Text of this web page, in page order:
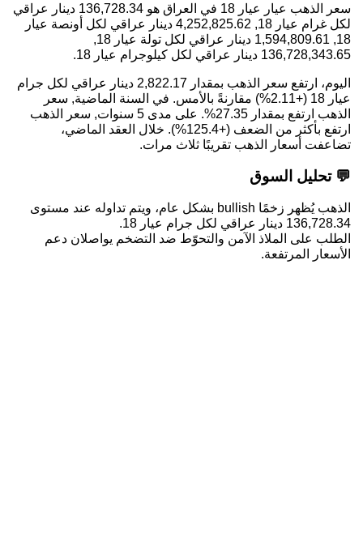
سعر الذهب عيار عيار 18 في العراق هو 136,728.34 دينار عراقي
لكل غرام عيار 18,
4,252,825.62 دينار عراقي لكل أونصة عيار
18,
1,594,809.61 دينار عراقي لكل تولة عيار 18,
136,728,343.65 دينار عراقي لكل كيلوجرام عيار 18.
اليوم، ارتفع سعر الذهب بمقدار 2,822.17 دينار عراقي لكل جرام
عيار 18 (+2.11%) مقارنةً بالأمس. في السنة الماضية, سعر
الذهب ارتفع بمقدار 27.35%. على مدى 5 سنوات, سعر الذهب
ارتفع بأكثر من الضعف (+125.4%). خلال العقد الماضي،
تضاعفت أسعار الذهب تقريبًا ثلاث مرات.
💬 تحليل السوق
الذهب يُظهر زخمًا bullish بشكل عام، ويتم تداوله عند مستوى
136,728.34 دينار عراقي لكل جرام عيار 18.
الطلب على الملاذ الآمن والتحوّط ضد التضخم يواصلان دعم
الأسعار المرتفعة.